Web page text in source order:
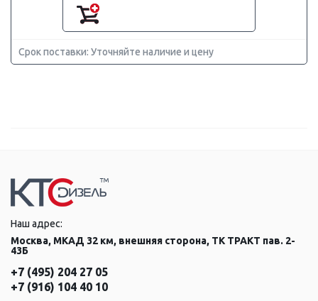
Срок поставки: Уточняйте наличие и цену
Наш адрес:
Москва, МКАД 32 км, внешняя сторона, ТК ТРАКТ пав. 2-
43Б
+7 (495) 204 27 05
+7 (916) 104 40 10